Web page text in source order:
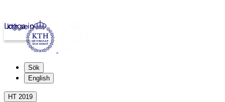
kth.se
Logga in
Sök
English
HT 2019